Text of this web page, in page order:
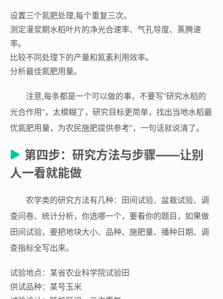
设置三个氮肥处理,每个重复三次。
测定灌浆期水稻叶片的净光合速率、气孔导度、蒸腾速
率。
比较不同处理下的产量和氮素利用效率。
分析最佳氮肥用量。
注意,每条都是一个可以做的事，不要写“研究水稻的
光合作用”，太模糊了，研究目标更简单，找出当地水稻最
优氮肥用量，为农民施肥提供参考”，一句话就说清了。
第四步：研究方法与步骤——让别
人一看就能做
农学类的研究方法有几种：田间试验、盆栽试验、调
查问卷、统计分析，你选哪一个，要看你的题目，如果做
田间试验，要把地块大小、品种、施肥量、播种日期、调
查指标全写出来。
试验地点：某省农业科学院试验田
供试品种：某号玉米